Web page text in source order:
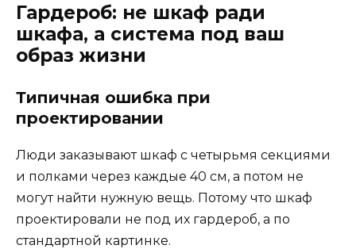
Гардероб: не шкаф ради
шкафа, а система под ваш
образ жизни
Типичная ошибка при
проектировании
Люди заказывают шкаф с четырьмя секциями
и полками через каждые 40 см, а потом не
могут найти нужную вещь. Потому что шкаф
проектировали не под их гардероб, а по
стандартной картинке.